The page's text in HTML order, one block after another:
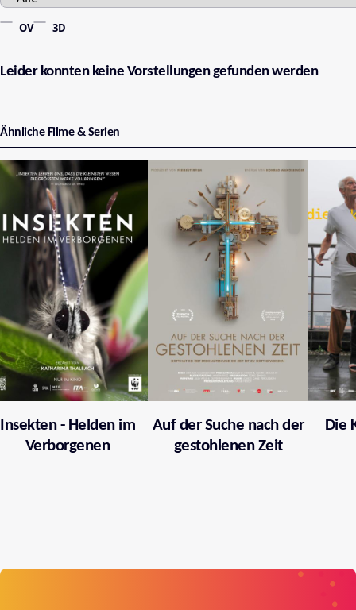
OV 3D
Leider konnten keine Vorstellungen gefunden werden
Ähnliche Filme & Serien
Insekten - Helden im
Verborgenen
Auf der Suche nach der
gestohlenen Zeit
Die